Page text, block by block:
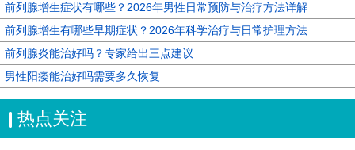
前列腺增生症状有哪些？2026年男性日常预防与治疗方法详解
前列腺增生有哪些早期症状？2026年科学治疗与日常护理方法
前列腺炎能治好吗？专家给出三点建议
男性阳痿能治好吗需要多久恢复
热点关注